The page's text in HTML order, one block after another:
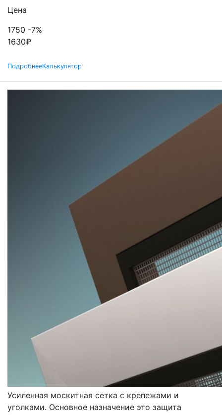
Цена
1750 -7%
1630₽
ПодробнееКалькулятор
МОСКИТНЫЕ СЕТКИ
УСИЛЕННЫЕ
Усиленная москитная сетка с крепежами и
уголками. Основное назначение это защита